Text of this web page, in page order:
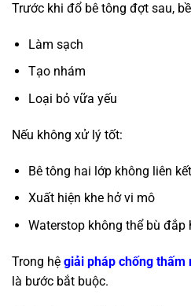
Trước khi đổ bê tông đợt sau,
Làm sạch
Tạo nhám
Loại bỏ vữa yếu
Nếu không xử lý tốt:
Bê tông hai lớp không liên
Xuất hiện khe hở vi mô
Waterstop không thể bù đắp
Trong hệ giải pháp chống thấm
là bước bắt buộc.